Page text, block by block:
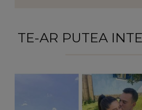
TE-AR PUTEA